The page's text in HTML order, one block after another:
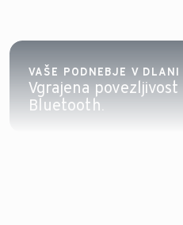
VAŠE PODNEBJE V DLANI
Vgrajena
Bluetooth.